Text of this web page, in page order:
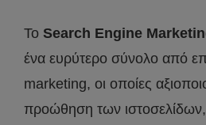
Το Search Engine
ένα ευρύτερο σύνολο από
marketing, οι οποίες
προώθηση των